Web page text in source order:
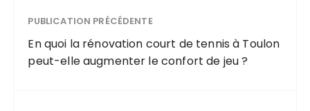
PUBLICATION PRÉCÉDENTE
En quoi la rénovation court de tennis à Toulon
peut-elle augmenter le confort de jeu ?